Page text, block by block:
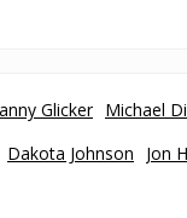
Glicker Michael
Dakota Johnson Jon